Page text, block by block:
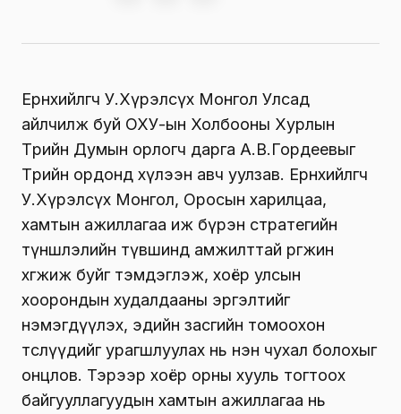
Ерөнхийлөгч У.Хүрэлсүх Монгол Улсад
айлчилж буй ОХУ-ын Холбооны Хурлын
Төрийн Думын орлогч дарга А.В.Гордеевыг
Төрийн ордонд хүлээн авч уулзав. Ерөнхийлөгч
У.Хүрэлсүх Монгол, Оросын харилцаа,
хамтын ажиллагаа иж бүрэн стратегийн
түншлэлийн түвшинд амжилттай өргөжин
хөгжиж буйг тэмдэглэж, хоёр улсын
хоорондын худалдааны эргэлтийг
нэмэгдүүлэх, эдийн засгийн томоохон
төслүүдийг урагшлуулах нь нэн чухал болохыг
онцлов. Тэрээр хоёр орны хууль тогтоох
байгууллагуудын хамтын ажиллагаа нь